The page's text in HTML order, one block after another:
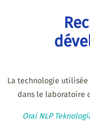
La technologie
dans le
Orai NLP